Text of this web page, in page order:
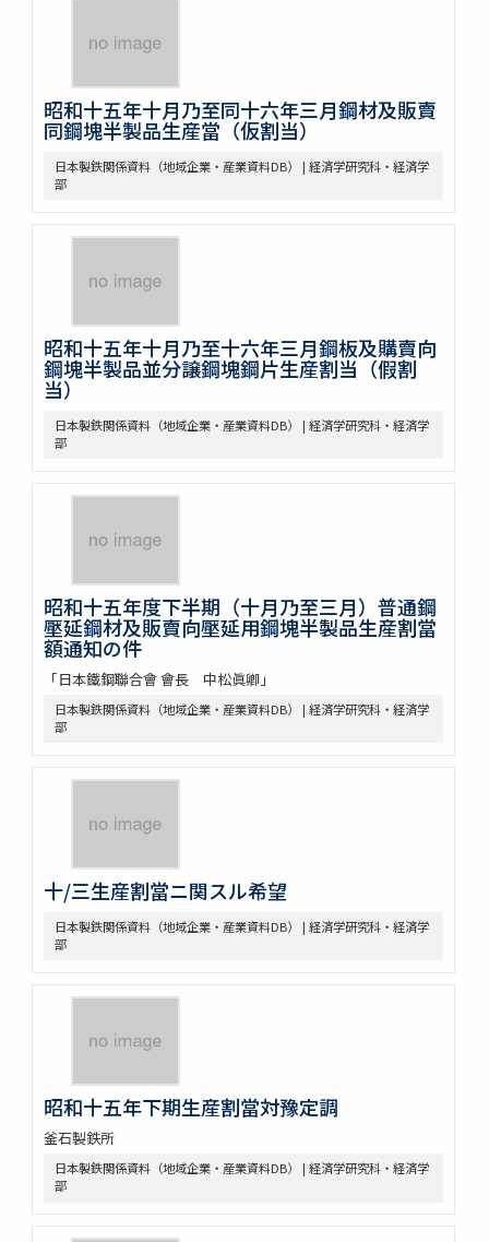
昭和十五年十月乃至同十六年三月鋼材及販賣
同鋼塊半製品生産當（仮割当）
日本製鉄関係資料（地域企業・産業資料DB） | 経済学研究科・経済学
部
昭和十五年十月乃至十六年三月鋼板及購賣向
鋼塊半製品並分譲鋼塊鋼片生産割当（假割
当）
日本製鉄関係資料（地域企業・産業資料DB） | 経済学研究科・経済学
部
昭和十五年度下半期（十月乃至三月）普通鋼
壓延鋼材及販賣向壓延用鋼塊半製品生産割當
額通知の件
「日本鐵鋼聯合會 會長 中松眞卿」
日本製鉄関係資料（地域企業・産業資料DB） | 経済学研究科・経済学
部
十/三生産割當ニ関スル希望
日本製鉄関係資料（地域企業・産業資料DB） | 経済学研究科・経済学
部
昭和十五年下期生産割當対豫定調
釜石製鉄所
日本製鉄関係資料（地域企業・産業資料DB） | 経済学研究科・経済学
部